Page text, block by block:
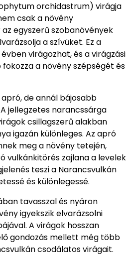
orchidastrum) virágja
csak a növény
egyszerű szobanövények
a szívüket. Ez a
virágozhat, és a virágzási
a növény szépségét és
de annál bájosabb
jellegzetes narancssárga
csillagszerű alakban
igazán különleges. Az apró
meg a növény tetején,
vulkánkitörés zajlana a levelek
teszi a Narancsvulkán
és különlegessé.
tavasszal és nyáron
igyekszik elvarázsolni
A virágok hosszan
gondozás mellett még több
csodálatos virágait.